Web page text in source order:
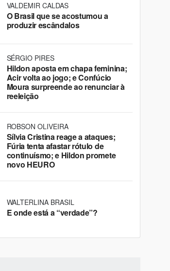
VALDEMIR CALDAS
O Brasil que se acostumou a
produzir escândalos
SÉRGIO PIRES
Hildon aposta em chapa feminina;
Acir volta ao jogo; e Confúcio
Moura surpreende ao renunciar à
reeleição
ROBSON OLIVEIRA
Sílvia Cristina reage a ataques;
Fúria tenta afastar rótulo de
continuísmo; e Hildon promete
novo HEURO
WALTERLINA BRASIL
E onde está a “verdade”?